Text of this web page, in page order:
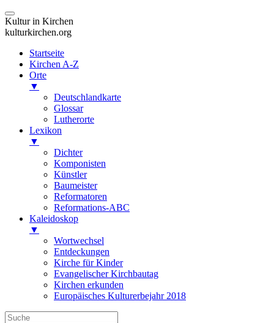
Kultur in Kirchen
kulturkirchen.org
Startseite
Kirchen A-Z
Orte
▼
Deutschlandkarte
Glossar
Lutherorte
Lexikon
▼
Dichter
Komponisten
Künstler
Baumeister
Reformatoren
Reformations-ABC
Kaleidoskop
▼
Wortwechsel
Entdeckungen
Kirche für Kinder
Evangelischer Kirchbautag
Kirchen erkunden
Europäisches Kulturerbejahr 2018